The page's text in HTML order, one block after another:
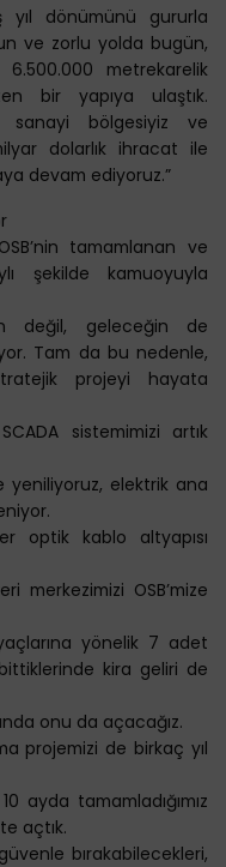
yıl dönümünü gururla
ve zorlu yolda bugün,
metrekarelik
bir yapıya ulaştık.
sanayi bölgesiyiz ve
dolarlık ihracat ile
devam ediyoruz.”
tamamlanan ve
şekilde kamuoyuyla
değil, geleceğin de
Tam da bu nedenle,
projeyi hayata
sistemimizi artık
yeniliyoruz, elektrik ana
optik kablo altyapısı
merkezimizi OSB’mize
yönelik 7 adet
kira geliri de
onu da açacağız.
projemizi de birkaç yıl
ayda tamamladığımız
açtık.
güvenle bırakabilecekleri,